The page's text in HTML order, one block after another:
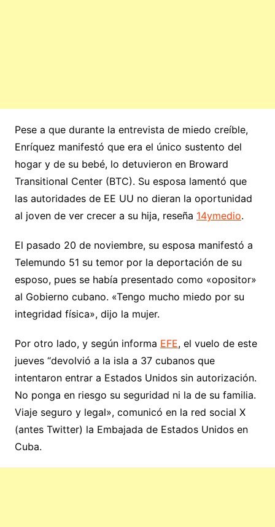
Pese a que durante la entrevista de miedo creíble,
Enríquez manifestó que era el único sustento del
hogar y de su bebé, lo detuvieron en Broward
Transitional Center (BTC). Su esposa lamentó que
las autoridades de EE UU no dieran la oportunidad
al joven de ver crecer a su hija, reseña 14ymedio.
El pasado 20 de noviembre, su esposa manifestó a
Telemundo 51 su temor por la deportación de su
esposo, pues se había presentado como «opositor»
al Gobierno cubano. «Tengo mucho miedo por su
integridad física», dijo la mujer.
Por otro lado, y según informa EFE, el vuelo de este
jueves “devolvió a la isla a 37 cubanos que
intentaron entrar a Estados Unidos sin autorización.
No ponga en riesgo su seguridad ni la de su familia.
Viaje seguro y legal», comunicó en la red social X
(antes Twitter) la Embajada de Estados Unidos en
Cuba.